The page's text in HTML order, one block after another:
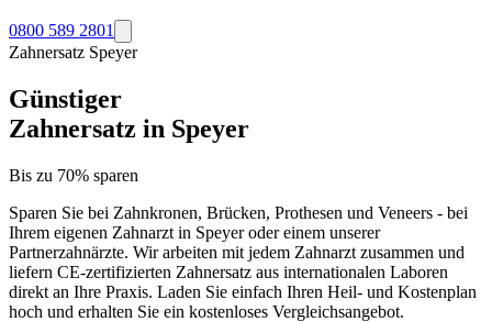
0800 589 2801
Zahnersatz Speyer
Günstiger
Zahnersatz in Speyer
Bis zu 70% sparen
Sparen Sie bei Zahnkronen, Brücken, Prothesen und Veneers - bei
Ihrem eigenen Zahnarzt in Speyeroder einem unserer
Partnerzahnärzte. Wir arbeiten mit jedem Zahnarzt zusammen und
liefern CE-zertifizierten Zahnersatz aus internationalen Laboren
direkt an Ihre Praxis. Laden Sie einfach Ihren Heil- und Kostenplan
hoch und erhalten Sie ein kostenloses Vergleichsangebot.